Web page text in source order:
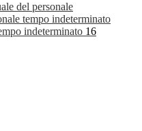
del personale
tempo indeterminato
indeterminato 16